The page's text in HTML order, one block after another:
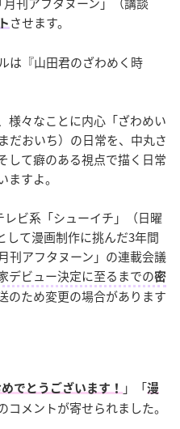
させます。
は『山田君のざわめく時
様々なことに内心「ざわめい
だおいち）の日常を、中丸さ
して癖のある視点で描く日常
すよ。
ビ系「シューイチ」（日曜
して漫画制作に挑んだ3年間
刊アフタヌーン」の連載会議
デビュー決定に至るまでの密
のため変更の場合があります
めでとうございます！ 」「漫
コメントが寄せられました。